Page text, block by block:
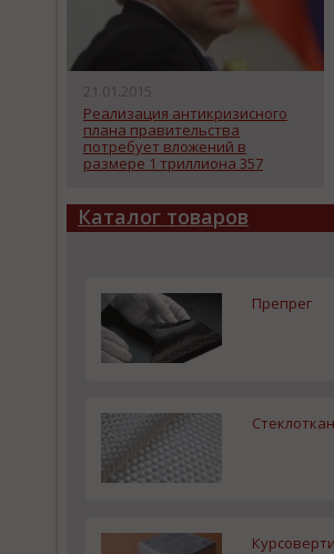
21.01.2015
Реализация антикризисного
плана правительства
потребует вложений в
размере 1 триллиона 357
вице-премьер Игорь Шувалов
на совещании у президента.
Каталог товаров
Препрег